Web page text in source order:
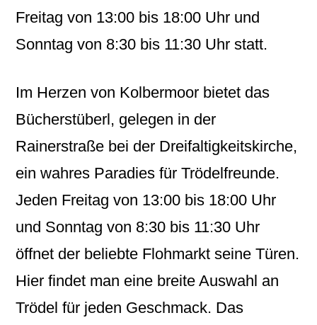
Freitag von 13:00 bis 18:00 Uhr und
Sonntag von 8:30 bis 11:30 Uhr statt.
Im Herzen von Kolbermoor bietet das
Bücherstüberl, gelegen in der
Rainerstraße bei der Dreifaltigkeitskirche,
ein wahres Paradies für Trödelfreunde.
Jeden Freitag von 13:00 bis 18:00 Uhr
und Sonntag von 8:30 bis 11:30 Uhr
öffnet der beliebte Flohmarkt seine Türen.
Hier findet man eine breite Auswahl an
Trödel für jeden Geschmack. Das